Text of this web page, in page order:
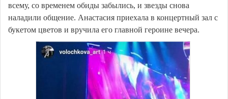
всему, со временем обиды забылись, и звезды снова
наладили общение. Анастасия приехала в концертный зал с
букетом цветов и вручила его главной героине вечера.